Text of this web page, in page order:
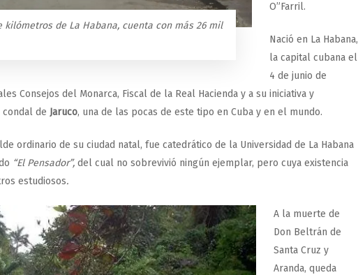
kilómetros de La Habana, cuenta con más 26 mil
O”Farril.
Nació en La Habana,
la capital cubana el
4 de junio de
Consejos del Monarca, Fiscal de la Real Hacienda y a su iniciativa y
de Jaruco, una de las pocas de este tipo en Cuba y en el mundo.
ordinario de su ciudad natal, fue catedrático de la Universidad de La Habana
“El Pensador”, del cual no sobrevivió ningún ejemplar, pero cuya existencia
estudiosos.
A la muerte de
Don Beltrán de
Santa Cruz y
Aranda, queda